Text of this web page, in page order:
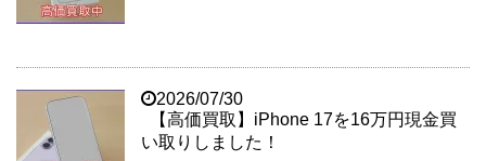
2026/07/30
【高価買取】iPhone 17を16万円現金買
い取りしました！